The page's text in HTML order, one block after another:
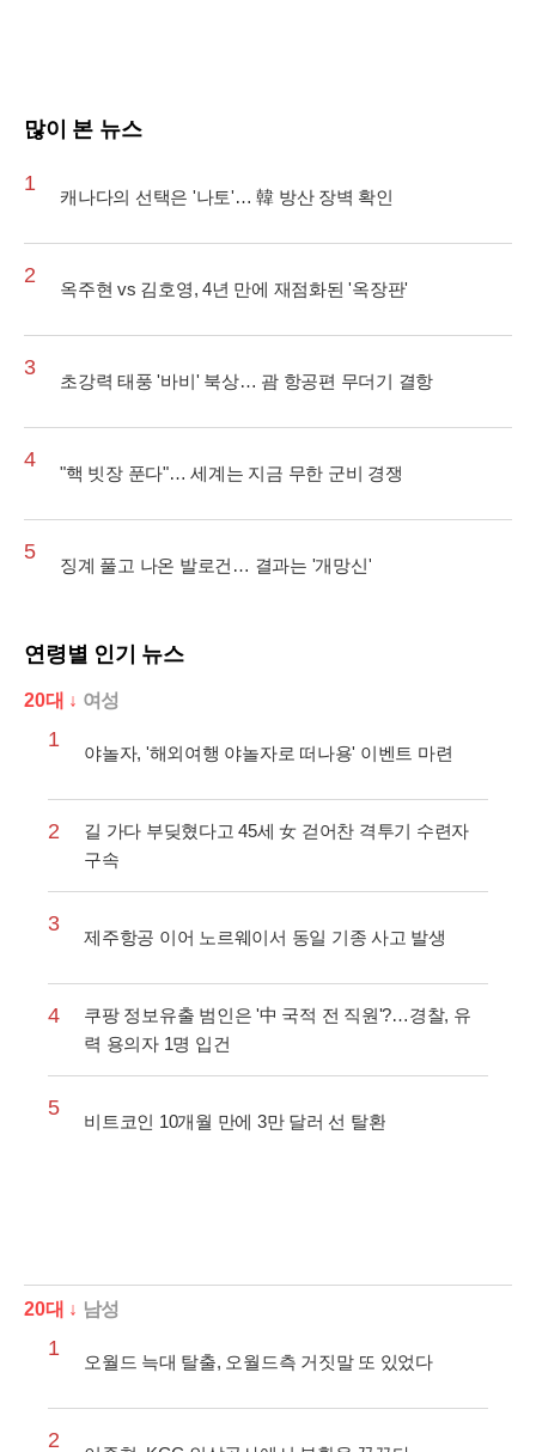
많이 본 뉴스
1
캐나다의 선택은 '나토'… 韓 방산 장벽 확인
2
옥주현 vs 김호영, 4년 만에 재점화된 '옥장판'
3
초강력 태풍 '바비' 북상… 괌 항공편 무더기 결항
4
"핵 빗장 푼다"… 세계는 지금 무한 군비 경쟁
5
징계 풀고 나온 발로건… 결과는 '개망신'
연령별 인기 뉴스
20대 ↓ 여성
1
야놀자, '해외여행 야놀자로 떠나용' 이벤트 마련
2
길 가다 부딪혔다고 45세 女 걷어찬 격투기 수련자
구속
3
제주항공 이어 노르웨이서 동일 기종 사고 발생
4
쿠팡 정보유출 범인은 '中 국적 전 직원'?…경찰, 유
력 용의자 1명 입건
5
비트코인 10개월 만에 3만 달러 선 탈환
20대 ↓ 남성
1
오월드 늑대 탈출, 오월드측 거짓말 또 있었다
2